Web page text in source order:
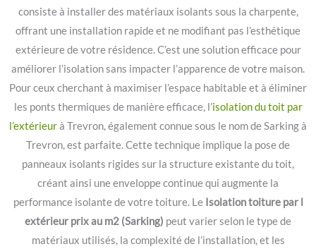
consiste à installer des matériaux isolants sous la charpente,
offrant une installation rapide et ne modifiant pas l’esthétique
extérieure de votre résidence. C’est une solution efficace pour
améliorer l’isolation sans impacter l’apparence de votre maison.
Pour ceux cherchant à maximiser l’espace habitable et à éliminer
les ponts thermiques de manière efficace, l’isolation du toit par
l’extérieurà Trevron, également connue sous le nom de Sarking à
Trevron, est parfaite. Cette technique implique la pose de
panneaux isolants rigides sur la structure existante du toit,
créant ainsi une enveloppe continue qui augmente la
performance isolante de votre toiture. Le Isolation toiture par l
extérieur prix au m2 (Sarking) peut varier selon le type de
matériaux utilisés, la complexité de l’installation, et les